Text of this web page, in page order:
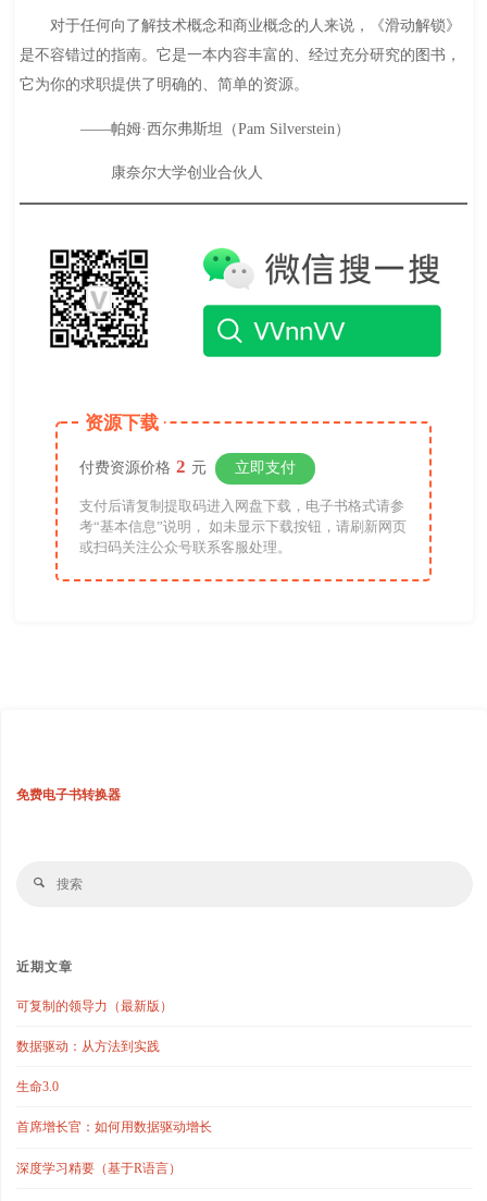
对于任何向了解技术概念和商业概念的人来说，《滑动解锁》
是不容错过的指南。它是一本内容丰富的、经过充分研究的图书，
它为你的求职提供了明确的、简单的资源。
——帕姆·西尔弗斯坦（Pam Silverstein）
康奈尔大学创业合伙人
资源下载
付费资源价格 2 元 立即支付
支付后请复制提取码进入网盘下载，电子书格式请参
考“基本信息”说明， 如未显示下载按钮，请刷新网页
或扫码关注公众号联系客服处理。
免费电子书转换器
搜
近期文章
可复制的领导力（最新版）
数据驱动：从方法到实践
生命3.0
首席增长官：如何用数据驱动增长
深度学习精要（基于R语言）